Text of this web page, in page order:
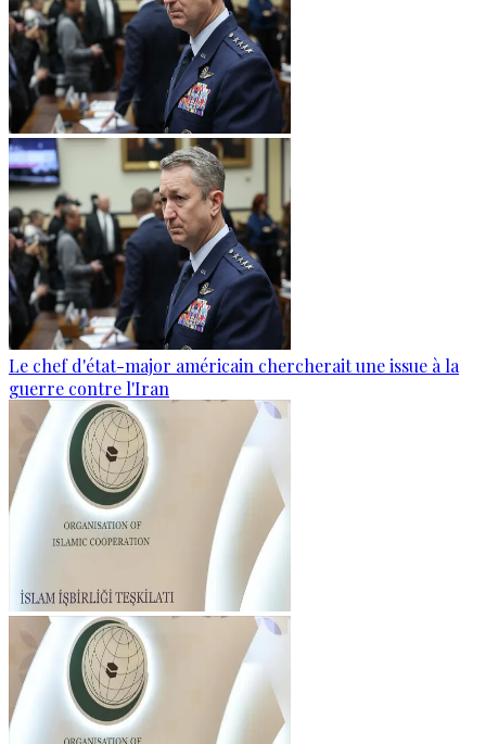
Le chef d'état-major américain chercherait une issue à la
guerre contre l'Iran